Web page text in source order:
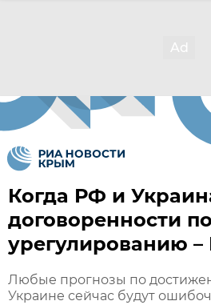
Когда РФ и
договоренности по
урегулированию
Любые прогнозы по
Украине сейчас будут